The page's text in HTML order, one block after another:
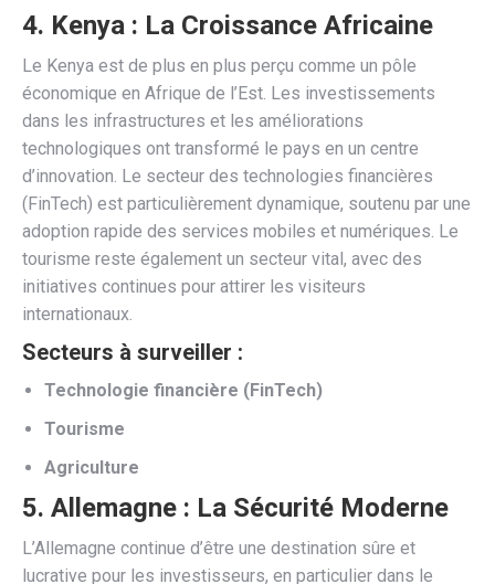
4. Kenya : La Croissance Africaine
Le Kenya est de plus en plus perçu comme un pôle
économique en Afrique de l’Est. Les investissements
dans les infrastructures et les améliorations
technologiques ont transformé le pays en un centre
d’innovation. Le secteur des technologies financières
(FinTech) est particulièrement dynamique, soutenu par une
adoption rapide des services mobiles et numériques. Le
tourisme reste également un secteur vital, avec des
initiatives continues pour attirer les visiteurs
internationaux.
Secteurs à surveiller :
Technologie financière (FinTech)
Tourisme
Agriculture
5. Allemagne : La Sécurité Moderne
L’Allemagne continue d’être une destination sûre et
lucrative pour les investisseurs, en particulier dans le